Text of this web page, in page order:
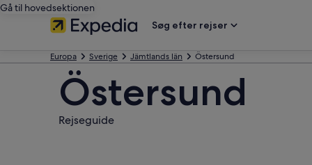
Gå til hovedsektionen
Søg efter rejser
Europa Sverige Jämtlands län Östersund
Östersund
Rejseguide